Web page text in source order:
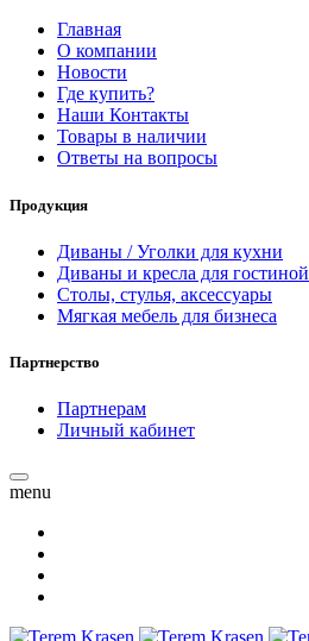
Главная
О компании
Новости
Где купить?
Наши Контакты
Товары в наличии
Ответы на вопросы
Продукция
Диваны / Уголки для кухни
Диваны и кресла для гостиной
Столы, стулья, аксессуары
Мягкая мебель для бизнеса
Партнерство
Партнерам
Личный кабинет
menu